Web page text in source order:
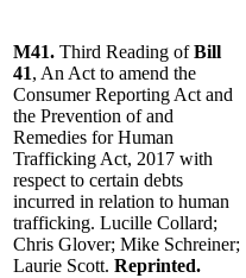
M41. Third Reading ofBill
41, An Act to amend the
Consumer Reporting Act and
the Prevention of and
Remedies for Human
Trafficking Act, 2017 with
respect to certain debts
incurred in relation to human
trafficking. Lucille Collard;
Chris Glover; Mike Schreiner;
Laurie Scott. Reprinted.